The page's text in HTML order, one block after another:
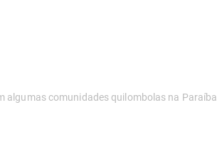
algumas comunidades quilombolas na Paraíba